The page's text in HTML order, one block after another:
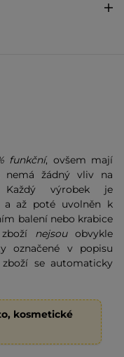
funkční, ovšem mají
nemá žádný vliv na
Každý výrobek je
a až poté uvolněn k
balení nebo krabice
nejsou obvykle
označené v popisu
se automaticky
kosmetické